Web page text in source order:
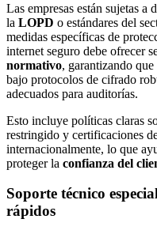
Las empresas están sujetas a
la LOPD o estándares del
medidas específicas de
internet seguro debe ofrecer
normativo, garantizando
bajo protocolos de cifrado
adecuados para auditorías.
Esto incluye políticas claras
restringido y certificaciones
internacionalmente, lo que
proteger la confianza del
Soporte técnico
rápidos